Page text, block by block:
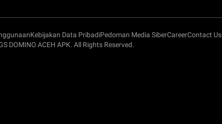
Kebijakan Data PribadiPedoman Media SiberCareerContact Us
DOMINO ACEH APK. All Rights Reserved.